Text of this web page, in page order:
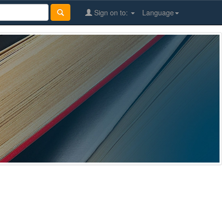
Language
Sign on to: